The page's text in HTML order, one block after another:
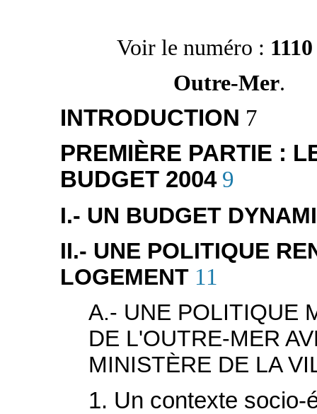
Voir le numéro : 1110
Outre-Mer.
INTRODUCTION 7
PREMIÈRE PARTIE :
BUDGET 2004 9
I.- UN BUDGET
II.- UNE POLITIQUE
LOGEMENT 11
A.- UNE POLITIQUE
DE L'OUTRE-MER
MINISTÈRE DE LA
1. Un contexte socio-